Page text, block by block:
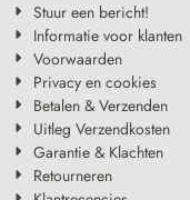
Stuur een bericht!
Informatie voor klanten
Voorwaarden
Privacy en cookies
Betalen & Verzenden
Uitleg Verzendkosten
Garantie & Klachten
Retourneren